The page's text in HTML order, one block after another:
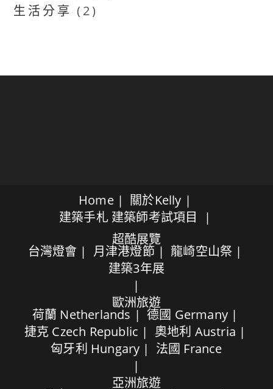
生活分享 (2)
Home
關於Kelly
建築手札 建築師考試項目
超酷展覽
台灣燈會 月津港燈節
龍崎空山祭
建築3年展
歐洲旅遊
荷蘭 Netherlands
德國 Germany
捷克 Czech Republic
奧地利 Austria
匈牙利 Hungary
法國 France
亞洲旅遊